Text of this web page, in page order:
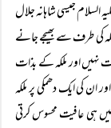
السلام جیسی شاہانہ جلال
کی طرف سے بھیجے جانے
نہیں اور ملکہ کے بذات
کی ایک دھمکی پر ملکہ
ہی عافیت محسوس کرتی